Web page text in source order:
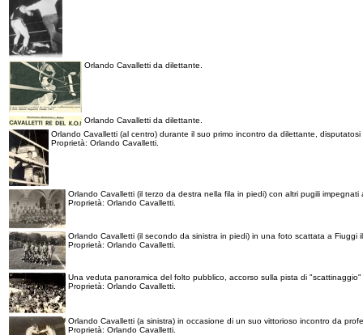
Orlando Cavalletti da dilettante.
Orlando Cavalletti da dilettante.
Orlando Cavalletti (al centro) durante il suo primo incontro da dilettante,
Proprietà: Orlando Cavalletti.
Orlando Cavalletti (il terzo da destra nella fila in piedi) con altri pugili
Proprietà: Orlando Cavalletti.
Orlando Cavalletti (il secondo da sinistra in piedi) in una foto scattata a
Proprietà: Orlando Cavalletti.
Una veduta panoramica del folto pubblico, accorso sulla pista di
Proprietà: Orlando Cavalletti.
Orlando Cavalletti (a sinistra) in occasione di un suo vittorioso incontro da
Proprietà: Orlando Cavalletti.